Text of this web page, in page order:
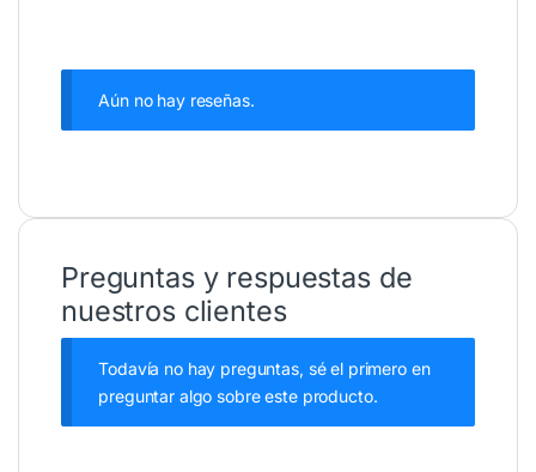
Aún no hay reseñas.
Preguntas y respuestas de
nuestros clientes
Todavía no hay preguntas, sé el primero en
preguntar algo sobre este producto.